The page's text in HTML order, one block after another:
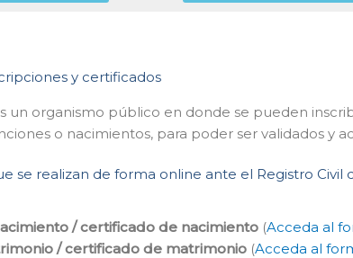
y certificados
un organismo público en donde se pueden
o nacimientos, para poder ser validados y
se realizan de forma online ante el Registro Civil
/ certificado de nacimiento (Acceda al
/ certificado de matrimonio (Acceda al